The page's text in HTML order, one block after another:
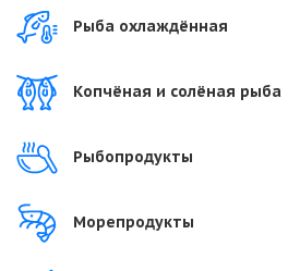
Рыба охлаждённая
Копчёная и солёная рыба
Рыбопродукты
Морепродукты